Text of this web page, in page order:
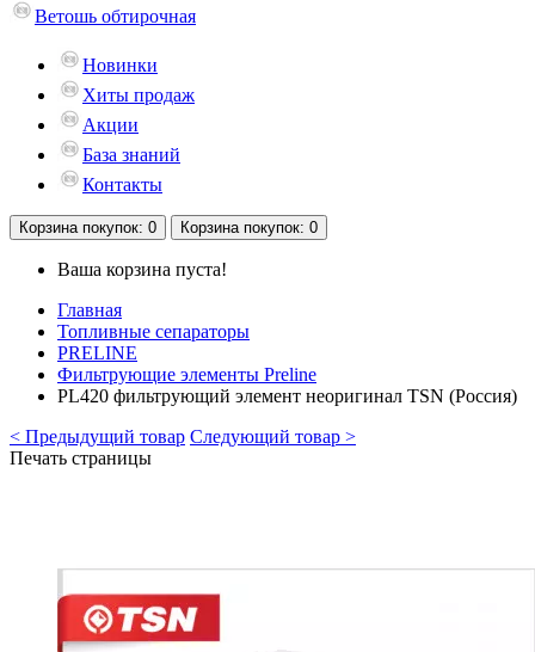
Ветошь обтирочная
Новинки
Хиты продаж
Акции
База знаний
Контакты
Корзина покупок: 0 Корзина покупок: 0
Ваша корзина пуста!
Главная
Топливные сепараторы
PRELINE
Фильтрующие элементы Preline
PL420 фильтрующий элемент неоригинал TSN (Россия)
< Предыдущий товар Следующий товар >
Печать страницы